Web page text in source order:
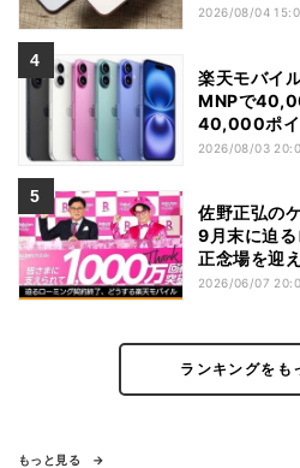
2026/08/04
楽天モバイ
MNPで
40,000ポイ
2026/08/03
佐野正弘の
9月末に迫る
正念場を迎
く？
2026/06/07
ランキングをも
もっと見る